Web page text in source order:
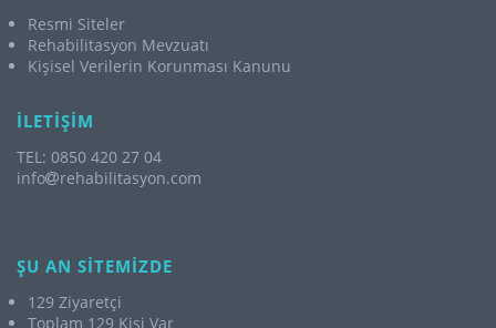
Resmi Siteler
Rehabilitasyon Mevzuatı
Kişisel Verilerin Korunması Kanunu
İLETİŞİM
TEL: 0850 420 27 04
info
rehabilitasyon.com
ŞU AN SİTEMİZDE
129 Ziyaretçi
Toplam 129 Kişi Var